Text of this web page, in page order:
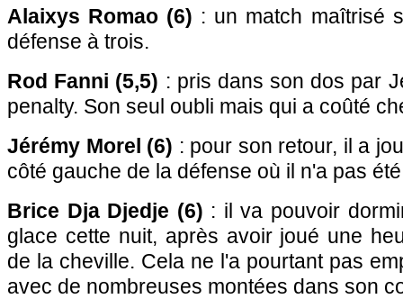
Alaixys Romao (6) : un match maîtrisé
défense à trois.
Rod Fanni (5,5) : pris dans son dos par
penalty. Son seul oubli mais qui a coûté
Jérémy Morel (6) : pour son retour, il a
côté gauche de la défense où il n'a pas
Brice Dja Djedje (6) : il va pouvoir
glace cette nuit, après avoir joué une
de la cheville. Cela ne l'a pourtant pas
avec de nombreuses montées dans son